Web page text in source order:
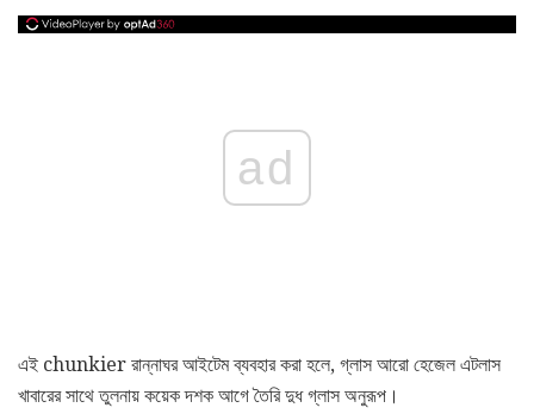
ad
এই chunkier রান্নাঘর আইটেম ব্যবহার করা হলে, গ্লাস আরো হেজেল এটলাস
খাবারের সাথে তুলনায় কয়েক দশক আগে তৈরি দুধ গ্লাস অনুরূপ।